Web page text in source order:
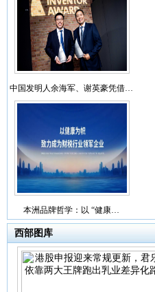
中国发明人余海军、谢英豪凭借…
本洲品牌哲学：以 “健康…
西部图库